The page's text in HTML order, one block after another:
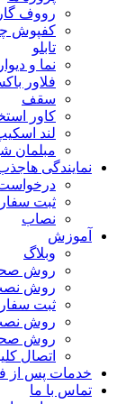
رووف
کفپوش
تابلو
نما و
فلاور
سقف
کاور
لند
مبلمان
نمایندگی هاجذب
درخواست
ثبت
نصاب
آموزش
وبلاگ
روش
روش
ثبت
روش نصب
روش
اتصال
خدمات پس از
تماس با ما